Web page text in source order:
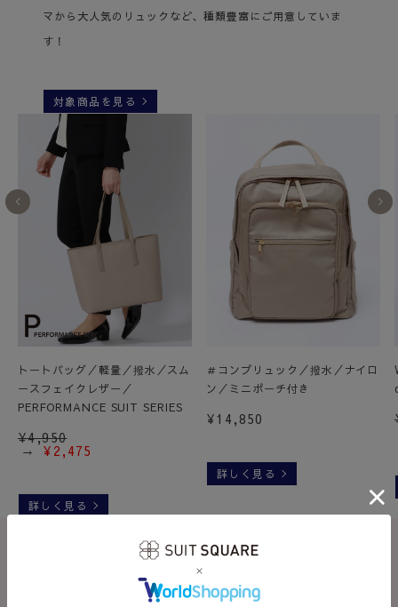
マから大人気のリュックなど、種類豊富にご用意していま
す！
対象商品を見る
トートバッグ／軽量／撥水／スム
ースフェイクレザー／
PERFORMANCE SUIT SERIES
¥4,950
¥ 2,475
詳しく見る
＃コンプリュック／撥水／ナイロ
ン／ミニポーチ付き
¥14,850
詳しく見る